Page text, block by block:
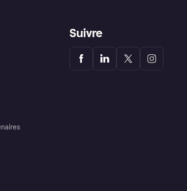
Suivre